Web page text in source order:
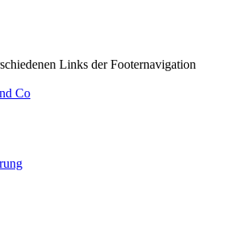
Links der Footernavigation
Co